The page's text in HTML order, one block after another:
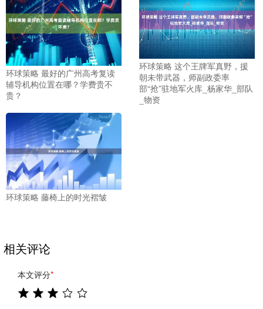
环球策略 最好的广州高考复读
辅导机构位置在哪？学费贵不
贵？
环球策略 这个王牌军真野，援
朝未带武器，师副政委率
部“抢”驻地军火库_杨家华_部队
_物资
环球策略 藤椅上的时光褶皱
相关评论
本文评分*